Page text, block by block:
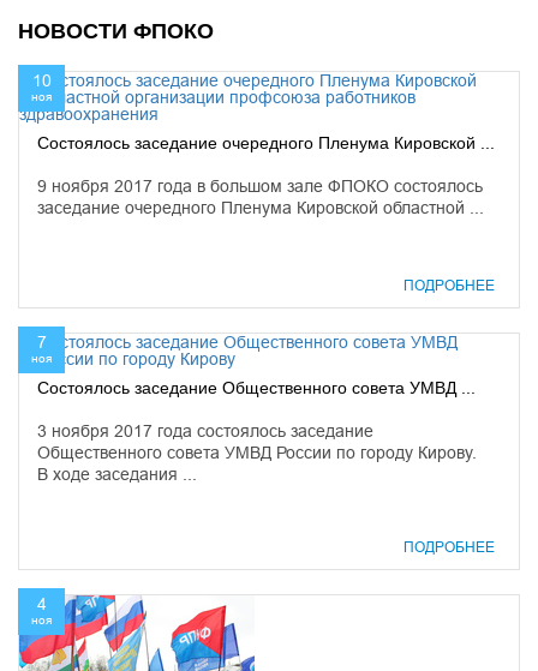
НОВОСТИ ФПОКО
10
ноя
Состоялось заседание очередного Пленума Кировской ...
9 ноября 2017 года в большом зале ФПОКО состоялось
заседание очередного Пленума Кировской областной ...
ПОДРОБНЕЕ
7
ноя
Состоялось заседание Общественного совета УМВД ...
3 ноября 2017 года состоялось заседание
Общественного совета УМВД России по городу Кирову.
В ходе заседания ...
ПОДРОБНЕЕ
4
ноя